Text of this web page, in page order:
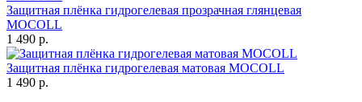
Защитная плёнка гидрогелевая прозрачная глянцевая
MOCOLL
1 490 р.
Защитная плёнка гидрогелевая матовая MOCOLL
1 490 р.